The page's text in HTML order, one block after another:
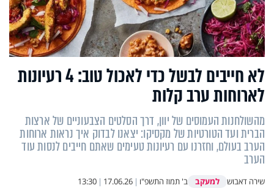
לא חייבים לבשל כדי לאכול טוב: 4 רעיונות
לארוחות ערב קלות
מהשולחנות העמוסים של יוון, דרך הסלטים הצבעוניים של ארצות
הברית ועד הטורטיות של מקסיקו: יצאנו לבדוק איך נראות ארוחות
הערב בעולם, וחזרנו עם רעיונות טעימים שאתם חייבים לנסות עוד
הערב
שירה דאבוש למעקב ב' תמוז התשפ"ו |
17.06.26
|
13:30